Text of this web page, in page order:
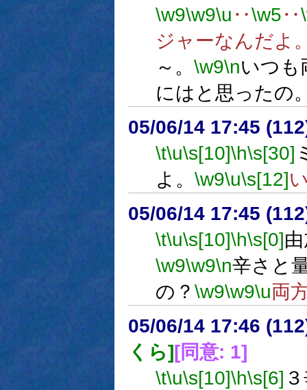
\w9\w9\u ‥\w5‥
ジャーなんだよ
～。 \w9\nいつも
にはと思ったの
05/06/14 17:45
\t\u\s[10]\h\s[30]
よ。 \w9\u\s[12]
05/06/14 17:45
\t\u\s[10]\h\s[0]
\w9\w9\n辛さと
の？ \w9\w9\u両
05/06/14 17:46
くら][同意: 1]
\t\u\s[10]\h\s[6]